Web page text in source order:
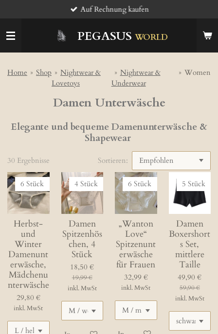
Hauptinhalt
springen
PEGASUS WORLD
Auf Rechnung kaufen
Home » Shop » Nightwear &
Lovetoys
» Nightwear &
Underwear
» Women
Damen Unterwäsche
Elegante und bequeme Damenunterwäsche &
Shapewear
30 Ergebnisse Sortieren:
6 Stück
Herbst-
und
Winter
Damenunt
erwäsche,
Mädchenu
nterwäsche
29,80 €
inkl. MwSt
4 Stück
Damen
Spitzenhös
chen, 4
Stück
18,50 €
19,99 €
inkl. MwSt
6 Stück
„Wanton
Love“
Spitzenunt
erwäsche
für Frauen
32,99 €
inkl. MwSt
5 Stück
Damen
Boxershort
s Set,
mittlere
Taille
49,90 €
59,90 €
inkl. MwSt